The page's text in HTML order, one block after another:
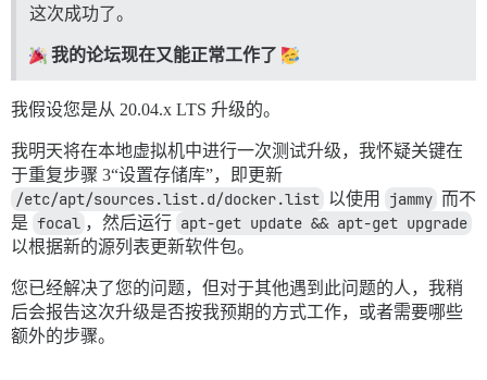
这次成功了。
我的论坛现在又能正常工作了
我假设您是从 20.04.x LTS 升级的。
我明天将在本地虚拟机中进行一次测试升级，我怀疑关键在
于重复步骤 3“设置存储库”，即更新
/etc/apt/sources.list.d/docker.list 以使用 jammy 而不
是 focal ，然后运行 apt-get update && apt-get upgrade
以根据新的源列表更新软件包。
您已经解决了您的问题，但对于其他遇到此问题的人，我稍
后会报告这次升级是否按我预期的方式工作，或者需要哪些
额外的步骤。